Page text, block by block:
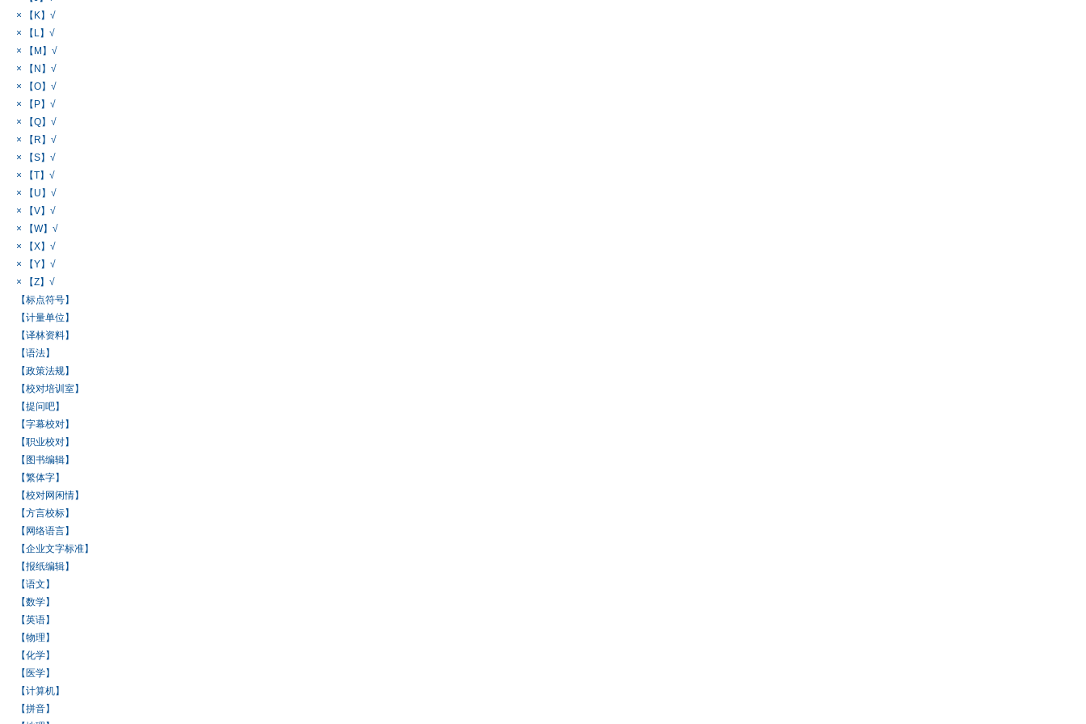
× 【K】√
× 【L】√
× 【M】√
× 【N】√
× 【O】√
× 【P】√
× 【Q】√
× 【R】√
× 【S】√
× 【T】√
× 【U】√
× 【V】√
× 【W】√
× 【X】√
× 【Y】√
× 【Z】√
【标点符号】
【计量单位】
【译林资料】
【语法】
【政策法规】
【校对培训室】
【提问吧】
【字幕校对】
【职业校对】
【图书编辑】
【繁体字】
【校对网闲情】
【方言校标】
【网络语言】
【企业文字标准】
【报纸编辑】
【语文】
【数学】
【英语】
【物理】
【化学】
【医学】
【计算机】
【拼音】